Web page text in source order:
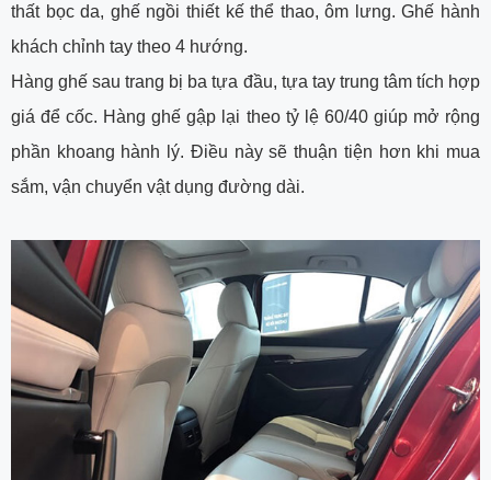
thất bọc da, ghế ngồi thiết kế thể thao, ôm lưng. Ghế hành
khách chỉnh tay theo 4 hướng.
Hàng ghế sau trang bị ba tựa đầu, tựa tay trung tâm tích hợp
giá để cốc. Hàng ghế gập lại theo tỷ lệ 60/40 giúp mở rộng
phần khoang hành lý. Điều này sẽ thuận tiện hơn khi mua
sắm, vận chuyển vật dụng đường dài.